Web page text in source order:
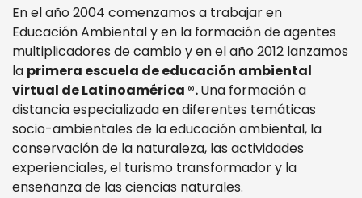
En el año 2004 comenzamos a trabajar en
Educación Ambiental y en la formación de agentes
multiplicadores de cambio y en el año 2012 lanzamos
la primera escuela de educación ambiental
virtual de Latinoamérica ®.Una formación a
distancia especializada en diferentes temáticas
socio-ambientales de la educación ambiental, la
conservación de la naturaleza, las actividades
experienciales, el turismo transformador y la
enseñanza de las ciencias naturales.